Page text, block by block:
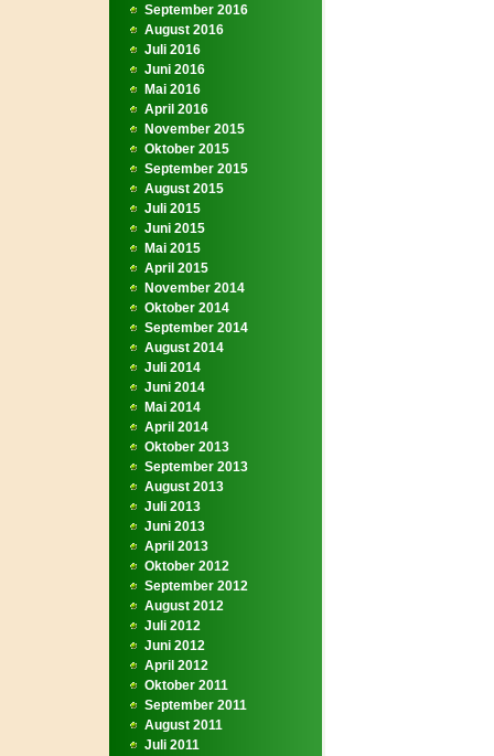
September 2016
August 2016
Juli 2016
Juni 2016
Mai 2016
April 2016
November 2015
Oktober 2015
September 2015
August 2015
Juli 2015
Juni 2015
Mai 2015
April 2015
November 2014
Oktober 2014
September 2014
August 2014
Juli 2014
Juni 2014
Mai 2014
April 2014
Oktober 2013
September 2013
August 2013
Juli 2013
Juni 2013
April 2013
Oktober 2012
September 2012
August 2012
Juli 2012
Juni 2012
April 2012
Oktober 2011
September 2011
August 2011
Juli 2011